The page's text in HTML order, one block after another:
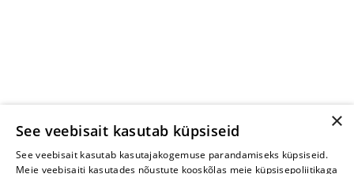
×
See veebisait kasutab küpsiseid
See veebisait kasutab kasutajakogemuse parandamiseks küpsiseid.
Meie veebisaiti kasutades nõustute kooskõlas meie küpsisepoliitikaga